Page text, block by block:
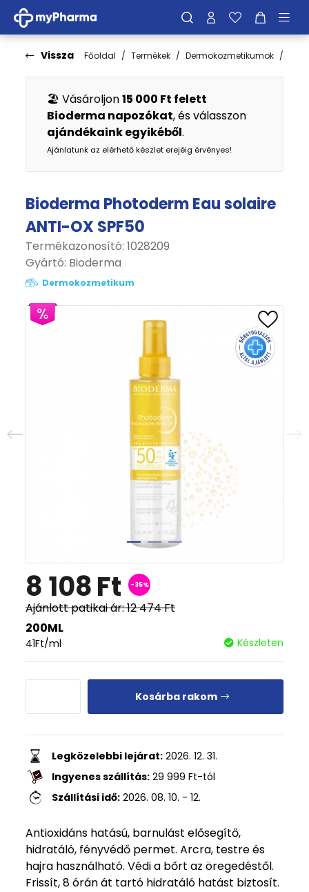
Vissza Főoldal Termékek Dermokozmetikumok
🏖️ Vásároljon15 000 Ft felett
Bioderma napozókat, és válasszon
ajándékaink egyikéből.
Ajánlatunk az elérhető készlet erejéig érvényes!
Bioderma Photoderm Eau solaire
ANTI-OX SPF50
Termékazonosító: 1028209
Gyártó: Bioderma
Dermokozmetikum
8 108Ft -35%
Ajánlott patikai ár:12 474Ft
200ML
41Ft/ml Készleten
Kosárba rakom
Legközelebbi lejárat: 2026. 12. 31.
Ingyenes szállítás: 29 999 Ft-tól
Szállítási idő: 2026. 08. 10. - 12.
Antioxidáns hatású, barnulást elősegítő,
hidratáló, fényvédő permet. Arcra, testre és
hajra használható. Védi a bőrt az öregedéstől.
Frissít, 8 órán át tartó hidratáló hatást biztosít.